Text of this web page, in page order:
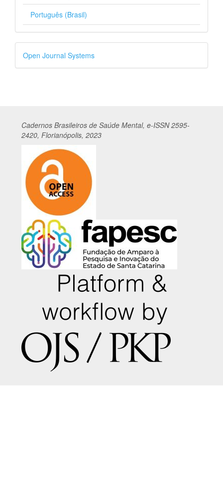
Português (Brasil)
Desenvolvido
por
Open Journal Systems
Cadernos Brasileiros de Saúde Mental, e-ISSN 2595-
2420, Florianópolis, 2023